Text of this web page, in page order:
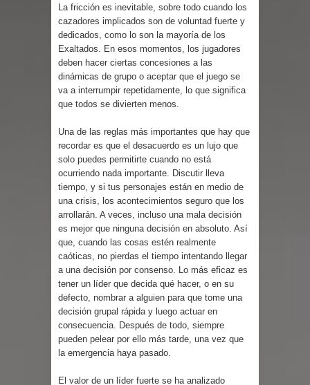
Cuentos
La fricción es inevitable, sobre todo cuando los
cazadores implicados son de voluntad fuerte y
dedicados, como lo son la mayoría de los
Exaltados. En esos momentos, los jugadores
deben hacer ciertas concesiones a las
dinámicas de grupo o aceptar que el juego se
va a interrumpir repetidamente, lo que significa
que todos se divierten menos.
Una de las reglas más importantes que hay que
recordar es que el desacuerdo es un lujo que
solo puedes permitirte cuando no está
ocurriendo nada importante. Discutir lleva
tiempo, y si tus personajes están en medio de
una crisis, los acontecimientos seguro que los
arrollarán. A veces, incluso una mala decisión
es mejor que ninguna decisión en absoluto. Así
que, cuando las cosas estén realmente
caóticas, no pierdas el tiempo intentando llegar
a una decisión por consenso. Lo más eficaz es
tener un líder que decida qué hacer, o en su
defecto, nombrar a alguien para que tome una
decisión grupal rápida y luego actuar en
consecuencia. Después de todo, siempre
pueden pelear por ello más tarde, una vez que
la emergencia haya pasado.
El valor de un líder fuerte se ha analizado